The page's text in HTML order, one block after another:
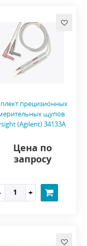
прецизионных
щупов
(Agilent) 34133A
Цена по
запросу